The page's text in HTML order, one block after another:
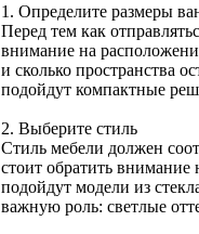
1. Определите размеры
Перед тем как
внимание на
и сколько пространства
подойдут компактные
2. Выберите стиль
Стиль мебели должен
стоит обратить
подойдут модели из
важную роль: светлые